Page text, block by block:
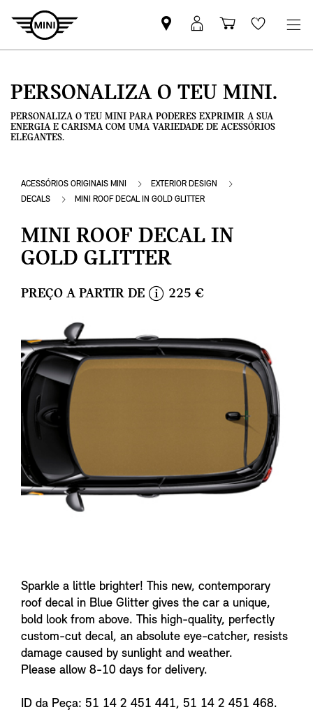
Pesquisar
parceiro
Iniciar
sessão
Carrinho
de
Wishlist
PERSONALIZA O TEU MINI.
PERSONALIZA O TEU MINI PARA PODERES EXPRIMIR A SUA
ENERGIA E CARISMA COM UMA VARIEDADE DE ACESSÓRIOS
ELEGANTES.
ACESSÓRIOS ORIGINAIS MINI
EXTERIOR DESIGN
DECALS
MINI ROOF DECAL IN GOLD GLITTER
MINI ROOF DECAL IN
GOLD GLITTER
PREÇO A PARTIR DE
f
o
225 €
Sparkle a little brighter! This new, contemporary
roof decal in Blue Glitter gives the car a unique,
bold look from above. This high-quality, perfectly
custom-cut decal, an absolute eye-catcher, resists
damage caused by sunlight and weather.
Please allow 8-10 days for delivery.
ID da Peça: 51 14 2 451 441, 51 14 2 451 468.